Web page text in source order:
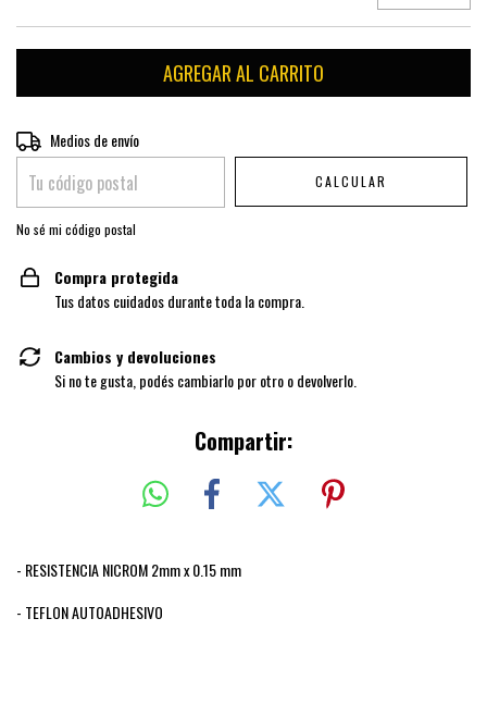
Entregas para el CP:
Medios de envío
CALCULAR
No sé mi código postal
Compra protegida
Tus datos cuidados durante toda la compra.
Cambios y devoluciones
Si no te gusta, podés cambiarlo por otro o devolverlo.
Compartir:
- RESISTENCIA NICROM 2mm x 0.15 mm
- TEFLON AUTOADHESIVO